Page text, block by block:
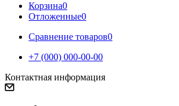
Корзина0
Отложенные0
Сравнение товаров0
+7 (000) 000-00-00
Контактная информация